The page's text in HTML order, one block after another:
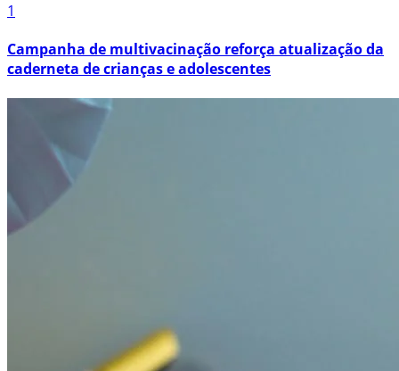
1
Campanha de multivacinação reforça atualização da
caderneta de crianças e adolescentes